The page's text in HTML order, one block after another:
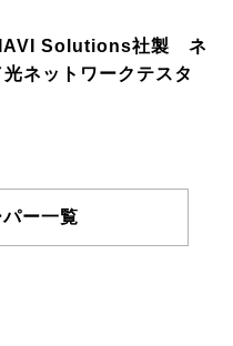
Solutions社製 ネ
ネットワークテスタ
ー一覧